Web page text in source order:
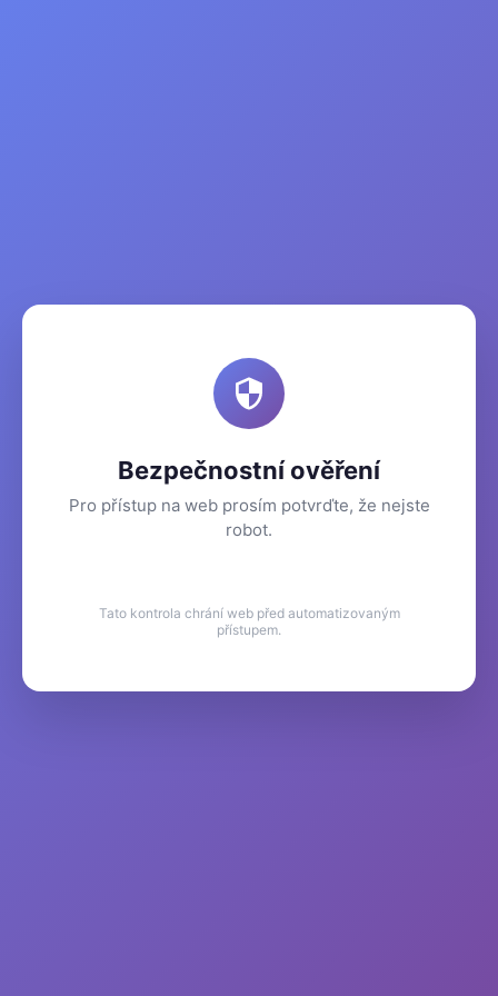
Bezpečnostní ověření
Pro přístup na web prosím potvrďte, že nejste
robot.
Tato kontrola chrání web před automatizovaným
přístupem.